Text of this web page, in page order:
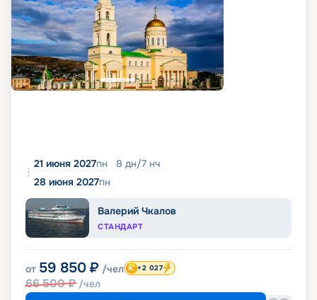
21 июня 2027пн 8 дн/7 нч
28 июня 2027пн
Валерий Чкалов
СТАНДАРТ
от 59 850 ₽ /чел
66 500₽ /чел
+2 027